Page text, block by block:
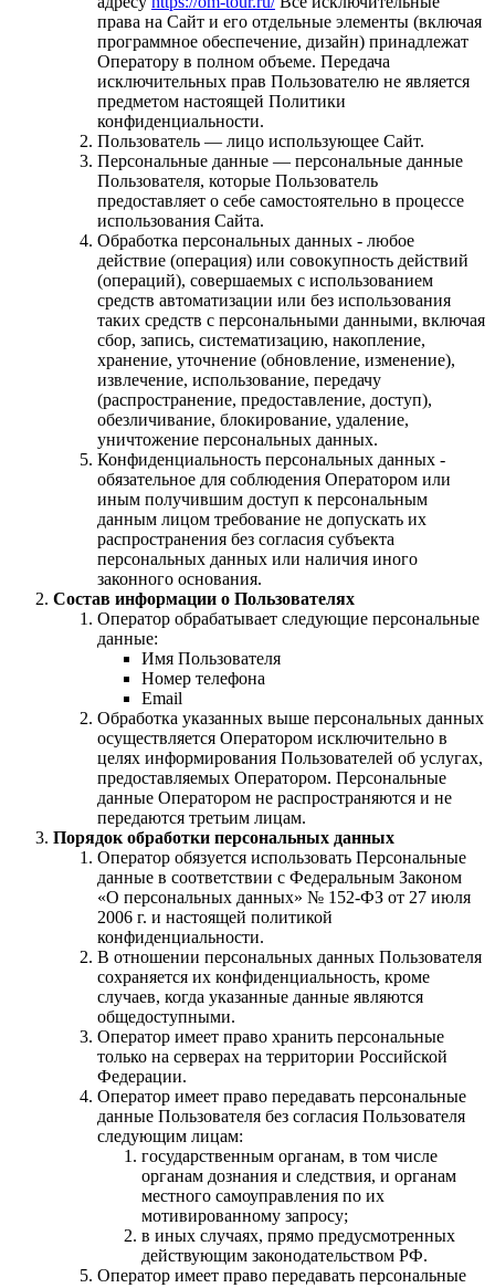
права на Сайт и его отдельные элементы (включая
программное обеспечение, дизайн) принадлежат
Оператору в полном объеме. Передача
исключительных прав Пользователю не является
предметом настоящей Политики
конфиденциальности.
Пользователь — лицо использующее Сайт.
Персональные данные — персональные данные
Пользователя, которые Пользователь
предоставляет о себе самостоятельно в процессе
использования Сайта.
Обработка персональных данных - любое
действие (операция) или совокупность действий
(операций), совершаемых с использованием
средств автоматизации или без использования
таких средств с персональными данными, включая
сбор, запись, систематизацию, накопление,
хранение, уточнение (обновление, изменение),
извлечение, использование, передачу
(распространение, предоставление, доступ),
обезличивание, блокирование, удаление,
уничтожение персональных данных.
Конфиденциальность персональных данных -
обязательное для соблюдения Оператором или
иным получившим доступ к персональным
данным лицом требование не допускать их
распространения без согласия субъекта
персональных данных или наличия иного
законного основания.
Состав информации о Пользователях
Оператор обрабатывает следующие персональные
данные:
Имя Пользователя
Номер телефона
Email
Обработка указанных выше персональных данных
осуществляется Оператором исключительно в
целях информирования Пользователей об услугах,
предоставляемых Оператором. Персональные
данные Оператором не распространяются и не
передаются третьим лицам.
Порядок обработки персональных данных
Оператор обязуется использовать Персональные
данные в соответствии с Федеральным Законом
«О персональных данных» № 152-ФЗ от 27 июля
2006 г. и настоящей политикой
конфиденциальности.
В отношении персональных данных Пользователя
сохраняется их конфиденциальность, кроме
случаев, когда указанные данные являются
общедоступными.
Оператор имеет право хранить персональные
только на серверах на территории Российской
Федерации.
Оператор имеет право передавать персональные
данные Пользователя без согласия Пользователя
следующим лицам:
государственным органам, в том числе
органам дознания и следствия, и органам
местного самоуправления по их
мотивированному запросу;
в иных случаях, прямо предусмотренных
действующим законодательством РФ.
Оператор имеет право передавать персональные